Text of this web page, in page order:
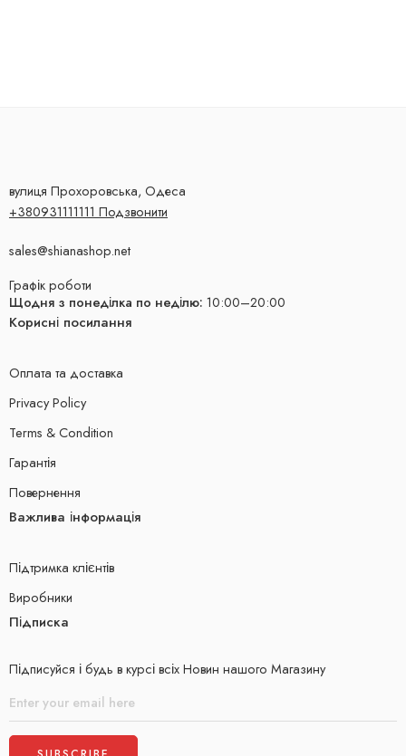
вулиця Прохоровська, Одеса
+380931111111 Подзвонити
sales@shianashop.net
Графік роботи
Щодня з понеділка по неділю: 10:00–20:00
Корисні посилання
Оплата та доставка
Privacy Policy
Terms & Condition
Гарантія
Повернення
Важлива інформація
Підтримка клієнтів
Виробники
Підписка
Підписуйся і будь в курсі всіх Новин нашого Магазину